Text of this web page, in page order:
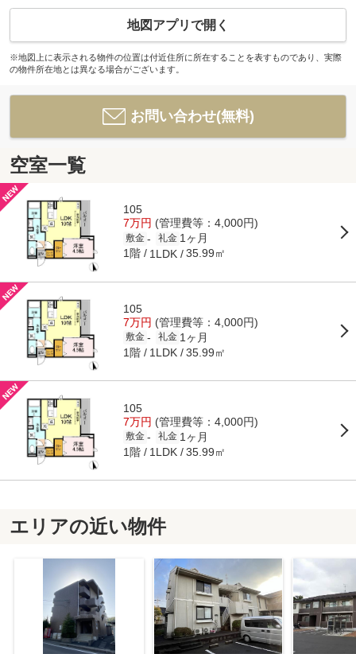
地図アプリで開く
※地図上に表示される物件の位置は付近住所に所在することを表すものであり、実際
の物件所在地とは異なる場合がございます。
お問い合わせ(無料)
空室一覧
105
7万円 (管理費等：4,000円)
敷金 - 礼金 1ヶ月
1階 1LDK 35.99㎡
105
7万円 (管理費等：4,000円)
敷金 - 礼金 1ヶ月
1階 1LDK 35.99㎡
105
7万円 (管理費等：4,000円)
敷金 - 礼金 1ヶ月
1階 1LDK 35.99㎡
エリアの近い物件